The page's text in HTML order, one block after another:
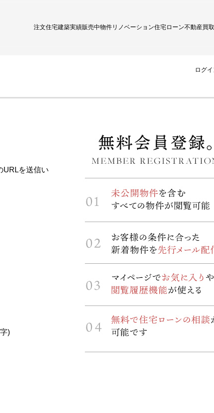
注文住宅建築実績販売中物件リノベーション住宅ローン不動産買取
ログ
URLを送信い
)